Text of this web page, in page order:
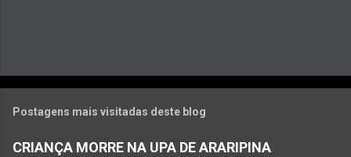
Postagens mais visitadas deste blog
CRIANÇA MORRE NA UPA DE ARARIPINA